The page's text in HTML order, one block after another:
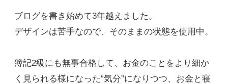
ブログを書き始めて3年越えました。
デザインは苦手なので、そのままの状態を使用中。
簿記2級にも無事合格して、お金のことをより細か
く見られる様になった“気分”になりつつ、お金と寝